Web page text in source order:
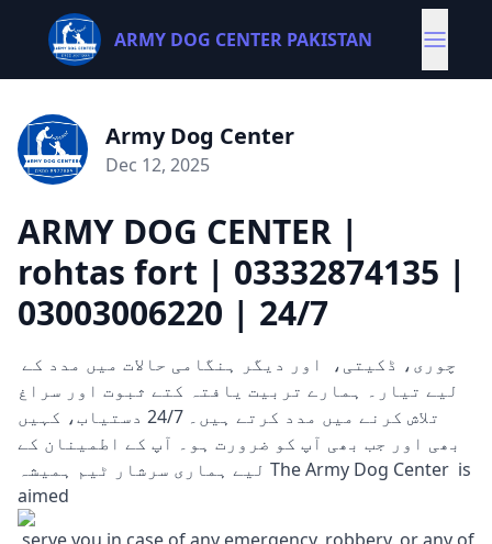
ARMY DOG CENTER PAKISTAN
Army Dog Center
Dec 12, 2025
ARMY DOG CENTER |
rohtas fort | 03332874135 |
03003006220 | 24/7
لیے تیار۔ ہمارے تربیت یافتہ کتے ثبوت اور سراغ
تلاش کرنے میں مدد کرتے ہیں۔ 24/7 دستیاب، کہیں
بھی اور جب بھی آپ کو ضرورت ہو۔ آپ کے اطمینان کے
لیے ہماری سرشار ٹیم ہمیشہ The Army Dog Center is
aimed